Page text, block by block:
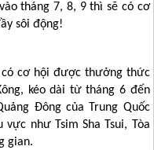
tháng 7, 8, 9 thì sẽ có cơ
sôi động!
có cơ hội được thưởng thức
, kéo dài từ tháng 6 đến
Đông của Trung Quốc
như Tsim Sha Tsui, Tòa
gian.